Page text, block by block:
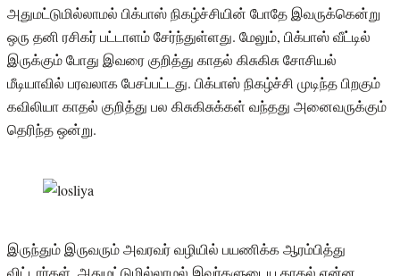
அதுமட்டுமில்லாமல் பிக்பாஸ் நிகழ்ச்சியின் போதே இவருக்கென்று
ஒரு தனி ரசிகர் பட்டாளம் சேர்ந்துள்ளது. மேலும், பிக்பாஸ் வீட்டில்
இருக்கும் போது இவரை குறித்து காதல் கிசுகிசு சோசியல்
மீடியாவில் பரவலாக பேசப்பட்டது. பிக்பாஸ் நிகழ்ச்சி முடிந்த பிறகும்
கவிலியா காதல் குறித்து பல கிசுகிசுக்கள் வந்தது அனைவருக்கும்
தெரிந்த ஒன்று.
இருந்தும் இருவரும் அவரவர் வழியில் பயணிக்க ஆரம்பித்து
விட்டார்கள். அதுமட்டுமில்லாமல் இவர்களுடைய காதல் என்ன